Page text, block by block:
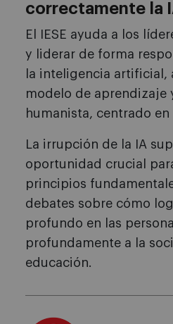
correctamente la
El IESE ayuda a los
y liderar de forma
la inteligencia artificial,
modelo de aprendizaje
humanista, centrado en
La irrupción de la IA
oportunidad crucial
principios
debates sobre cómo
profundo en las
profundamente a la
educación.